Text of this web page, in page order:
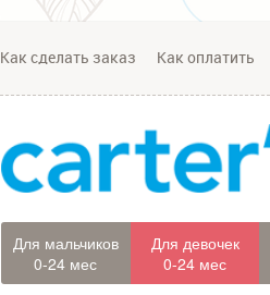
Как сделать заказ Как оплатить
Для мальчиков
0-24 мес
Для девочек
0-24 мес